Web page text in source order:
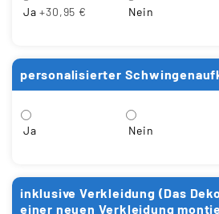
Ja +30,95 € Nein
personalisierter
Ja Nein
inklusive Verkleidung (Das
einer neuen Verkleidung